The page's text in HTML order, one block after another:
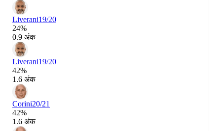
Liverani19/20
24%
0.9 अंक
Liverani19/20
42%
1.6 अंक
Corini20/21
42%
1.6 अंक